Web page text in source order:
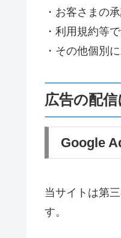
・お客さまの
・利用規約等
・その他個別
広告の配
Google
当サイトは第
す。